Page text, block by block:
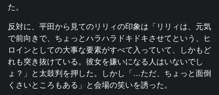
た。
反対に、平田から見てのリリィの印象は「リリィは、元気
で前向きで、ちょっとハラハラドキドキさせてという、ヒ
ロインとしての大事な要素がすべて入っていて、しかもど
れも突き抜けている。彼女を嫌いになる人はいないでし
ょ？」と太鼓判を押した。しかし「…ただ、ちょっと面倒
くさいところもある」と会場の笑いを誘った。